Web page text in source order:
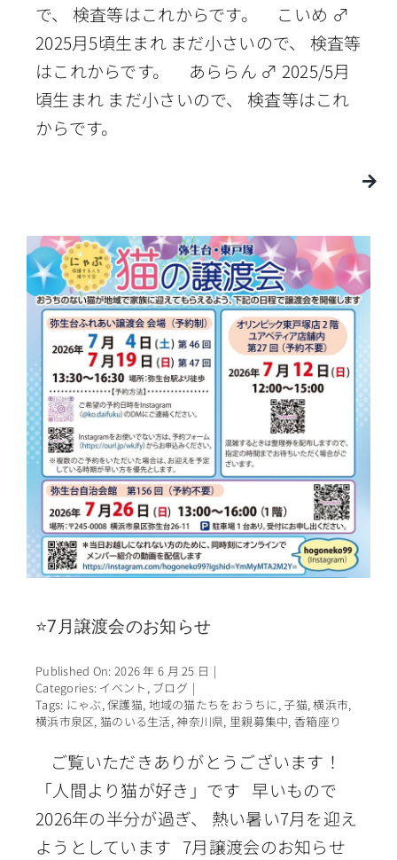
で、 検査等はこれからです。 こいめ ♂
2025月5頃生まれ まだ小さいので、 検査等
はこれからです。 あららん ♂ 2025/5月
頃生まれ まだ小さいので、 検査等はこれ
からです。
⭐7月譲渡会のお知らせ
Published On: 2026 年 6 月 25 日 |
Categories: イベント , ブログ |
Tags: にゃぶ,保護猫, 地域の猫たちをおうちに,子猫,横浜市,
横浜市泉区, 猫のいる生活,神奈川県, 里親募集中,香箱座り
ご覧いただきありがとうございます！
「人間より猫が好き」です 早いもので
2026年の半分が過ぎ、 熱い暑い7月を迎え
ようとしています 7月譲渡会のお知らせ